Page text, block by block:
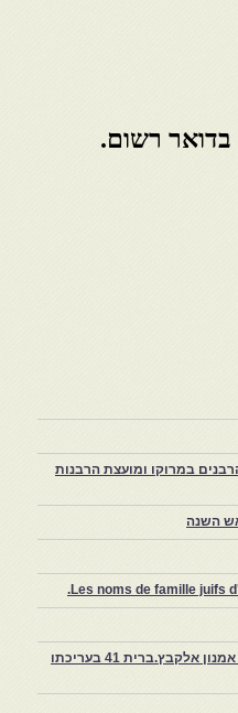
במרוקו ומועצת הרבנות
השנה
Les noms de famille juifs
צפרו – קהילה יהודית קטנה במרוקו, ויצירת חכמיה חובקת עולם.הרמ"א מצפרו-נסים אמנון אלקבץ.ברית 41 בעריכתו